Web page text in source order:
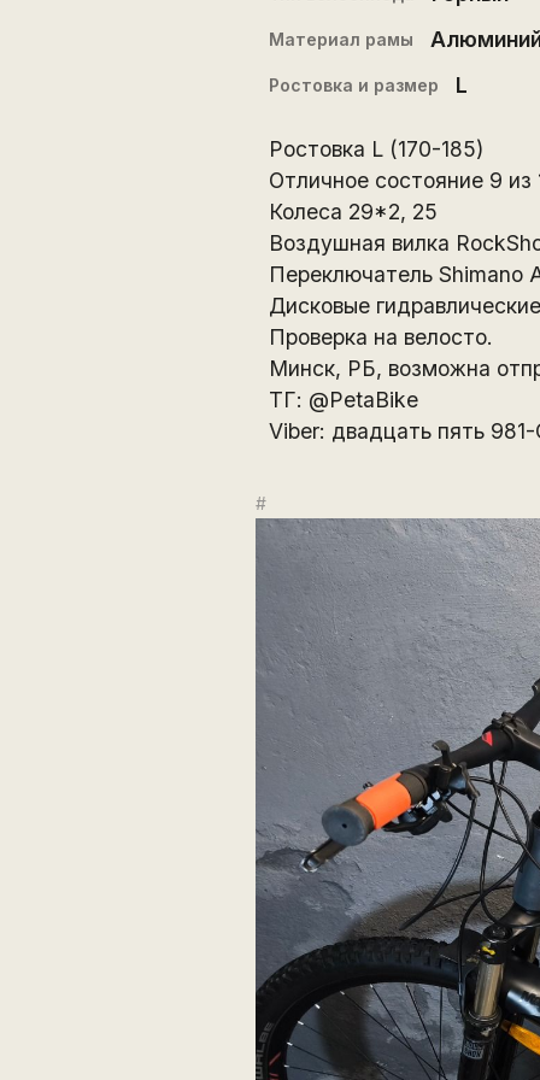
Материал рамы
Ростовка и размер L
Ростовка L (170-185)
Отличное состояние 9 из
Колеса 29*2, 25
Воздушная вилка
Переключатель Shimano
Дисковые
Проверка на велосто.
Минск, РБ, возможна
ТГ: @PetaBike
Viber: двадцать пять
#